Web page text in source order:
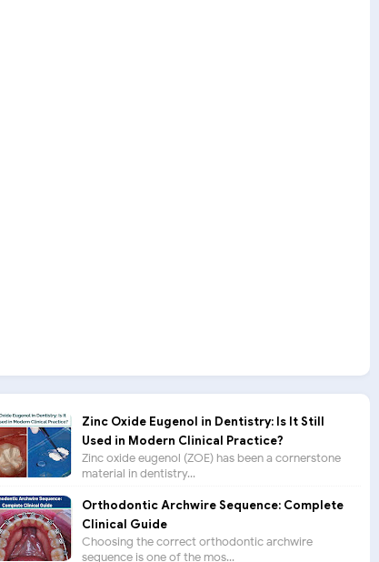
Zinc Oxide Eugenol in Dentistry: Is It Still
Used in Modern Clinical Practice?
Zinc oxide eugenol (ZOE) has been a cornerstone
material in dentistry...
Orthodontic Archwire Sequence: Complete
Clinical Guide
Choosing the correct orthodontic archwire
sequence is one of the mos...